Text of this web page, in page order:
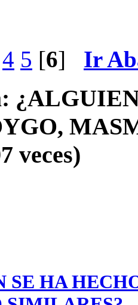
4 5 [6] Ir
veces)
SE HA